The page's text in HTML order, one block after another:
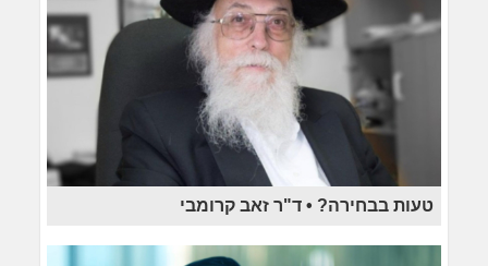
טעות בבחירה? • ד"ר זאב קרומבי